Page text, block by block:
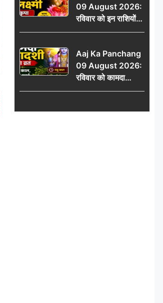
09 August 2026:
रविवार को इन राशियों
पर बरसेगी मां लक्ष्मी की
योग
Aaj Ka Panchang
09 August 2026:
रविवार को कामदा
एकादशी का व्रत, जानें
और शुभ समय